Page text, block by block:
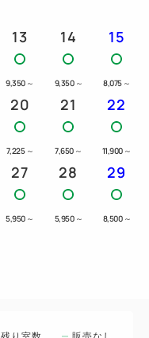
13
9,350 ～
14
9,350 ～
15
8,075 ～
20
7,225 ～
21
7,650 ～
22
11,900 ～
27
5,950 ～
28
5,950 ～
29
8,500 ～